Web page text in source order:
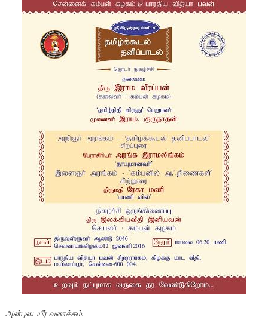
அன்புடையீர் வணக்கம்.